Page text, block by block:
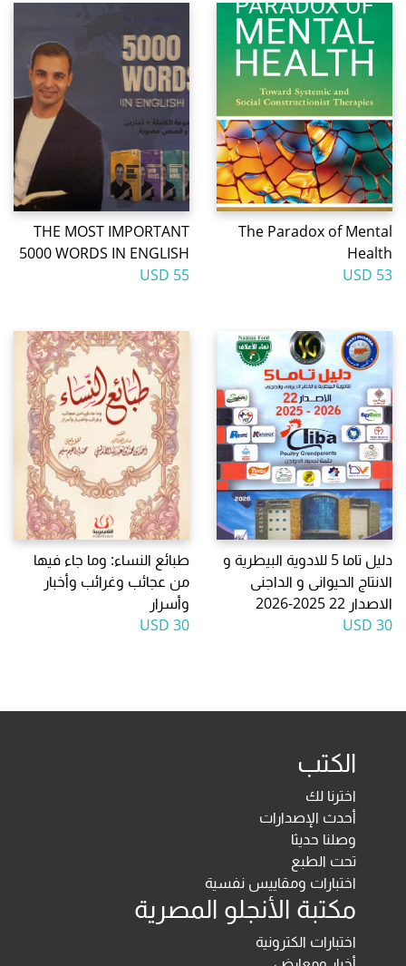
The Paradox of Mental
Health
53 USD
THE MOST IMPORTANT
5000 WORDS IN ENGLISH
55 USD
دليل تاما 5 للادوية البيطرية و
الانتاج الحيوانى و الداجنى
الاصدار 22 2025-2026
30 USD
طبائع النساء: وما جاء فيها
من عجائب وغرائب وأخبار
وأسرار
30 USD
الكتب
اخترنا لك
أحدث الإصدارات
وصلنا حديثا
تحت الطبع
اختبارات ومقاييس نفسية
مكتبة الأنجلو المصرية
اختبارات الكترونية